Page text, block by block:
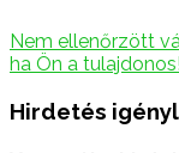
Nem ellenőrzött
ha Ön a tulajdonos!
Hirdetés